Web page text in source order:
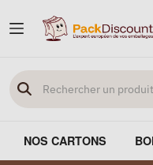
NOS CARTONS